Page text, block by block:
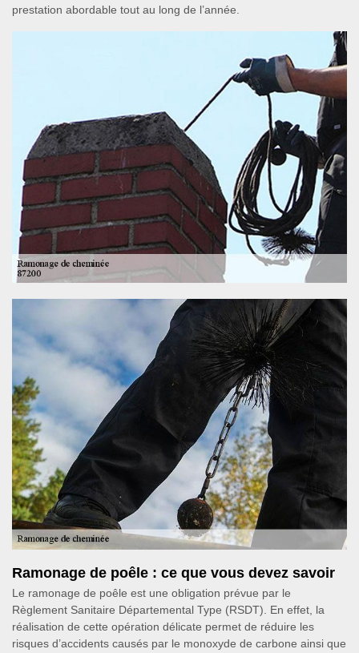
prestation abordable tout au long de l’année.
Ramonage de poêle : ce que vous devez savoir
Le ramonage de poêle est une obligation prévue par le
Règlement Sanitaire Départemental Type (RSDT). En effet, la
réalisation de cette opération délicate permet de réduire les
risques d’accidents causés par le monoxyde de carbone ainsi que